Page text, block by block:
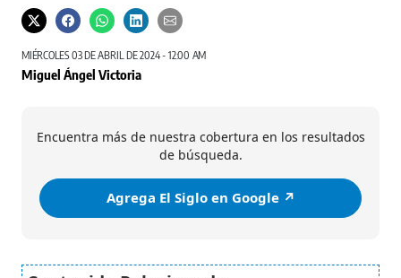
MIÉRCOLES 03 DE ABRIL DE 2024 - 12:00 AM
Miguel Ángel Victoria
Encuentra más de nuestra cobertura en los resultados
de búsqueda.
Agrega El Siglo en Google ↗️